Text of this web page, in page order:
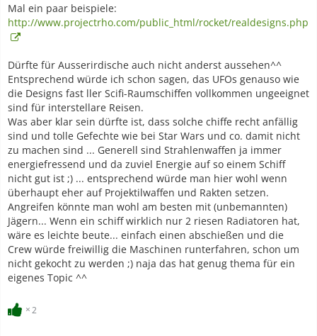
Mal ein paar beispiele:
http://www.projectrho.com/public_html/rocket/realdesigns.php
Dürfte für Ausserirdische auch nicht anderst aussehen^^
Entsprechend würde ich schon sagen, das UFOs genauso wie
die Designs fast ller Scifi-Raumschiffen vollkommen ungeeignet
sind für interstellare Reisen.
Was aber klar sein dürfte ist, dass solche chiffe recht anfällig
sind und tolle Gefechte wie bei Star Wars und co. damit nicht
zu machen sind ... Generell sind Strahlenwaffen ja immer
energiefressend und da zuviel Energie auf so einem Schiff
nicht gut ist ;) ... entsprechend würde man hier wohl wenn
überhaupt eher auf Projektilwaffen und Rakten setzen.
Angreifen könnte man wohl am besten mit (unbemannten)
Jägern... Wenn ein schiff wirklich nur 2 riesen Radiatoren hat,
wäre es leichte beute... einfach einen abschießen und die
Crew würde freiwillig die Maschinen runterfahren, schon um
nicht gekocht zu werden ;) naja das hat genug thema für ein
eigenes Topic ^^
2